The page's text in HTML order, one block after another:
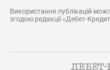
Використання публікацій
згодою редакції «Дебет-